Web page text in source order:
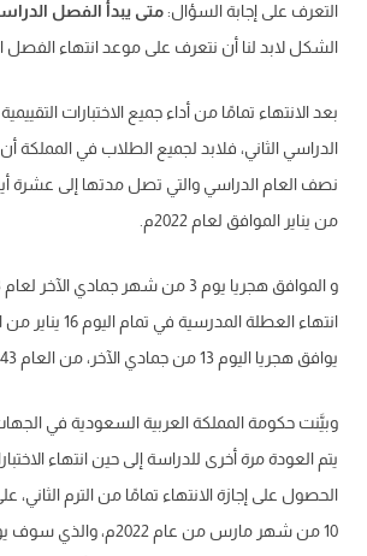
التعرف على إجابة السؤال:متى يبدأ الفصل
الشكل لابد لنا أن نتعرف على موعد انتهاء الفصل
بعد الانتهاء تمامًا من أداء جميع الاختبارات
الدراسي الثاني، فلابد لجميع الطلاب في المملكة
من يناير الموافق لعام 2022م.
يوافق هجريا اليوم 13 من جمادي الآخر، من العام 1443هـ.
وبيَّنت حكومة المملكة العربية السعودية في
يتم العودة مرة أخرى للدراسة إلى حين انتهاء
الحصول على إجازة الانتهاء تمامًا من الترم الثاني،
10 من شهر مارس من عام